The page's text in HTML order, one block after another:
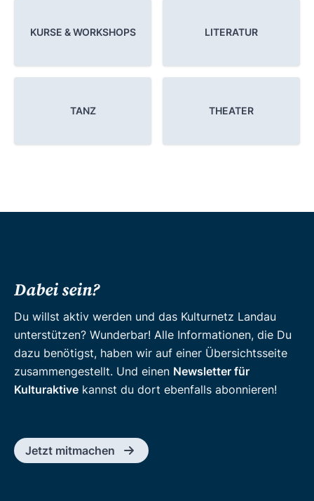
KURSE & WORKSHOPS LITERATUR
TANZ THEATER
Dabei sein?
Du willst aktiv werden und das Kulturnetz Landau
unterstützen? Wunderbar! Alle Informationen, die Du
dazu benötigst, haben wir auf einer Übersichtsseite
zusammengestellt. Und einen Newsletter für
Kulturaktive kannst du dort ebenfalls abonnieren!
Jetzt mitmachen